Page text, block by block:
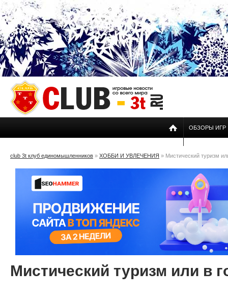
ОБЗОРЫ ИГР
club 3t клуб единомышленников » ХОББИ И УВЛЕЧЕНИЯ » Мистический туризм
Мистический туризм или в